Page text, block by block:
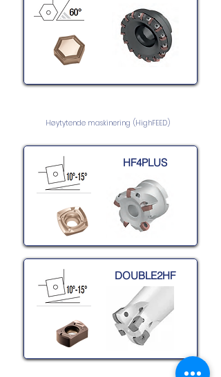
Høytytende maskinering (HighFEED)
HF4PLUS
DOUBLE2HF